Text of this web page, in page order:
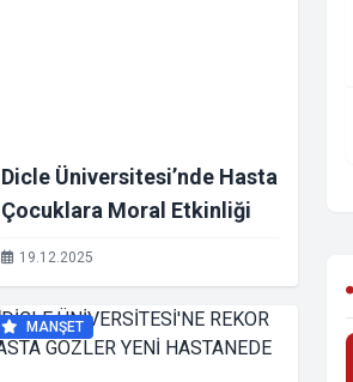
Dicle Üniversitesi’nde Hasta
Çocuklara Moral Etkinliği
19.12.2025
MANŞET